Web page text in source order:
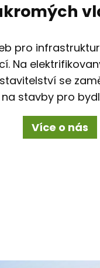
pro
Na
se
na stavby pro
Více o nás